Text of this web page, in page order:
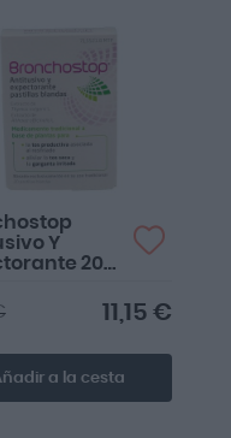
Y
20
11,15 €
a la cesta